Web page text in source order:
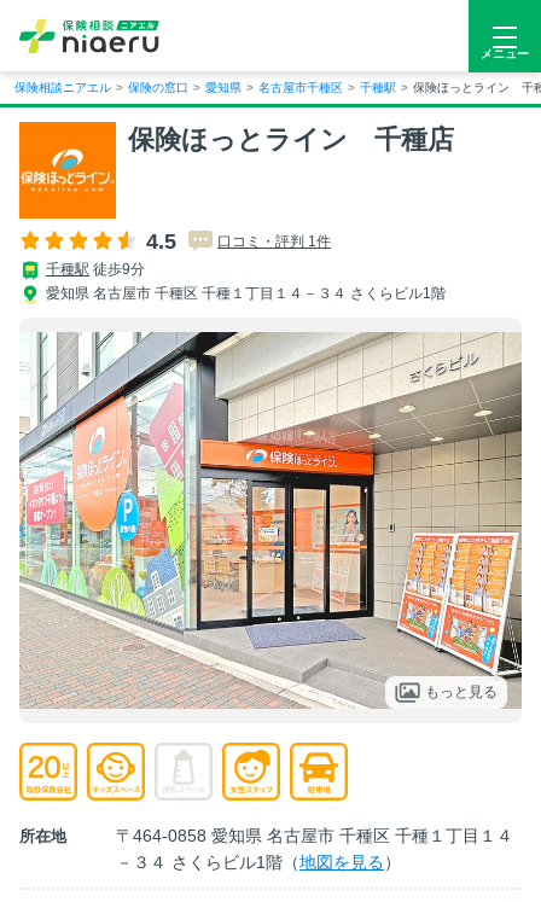
メニュー
保険相談ニアエル > 保険の窓口 > 愛知県 > 名古屋市千種区 > 千種駅 > 保険ほっとライン 千
保険ほっとライン 千種店
4.5
口コミ・評判 1件
千種駅 徒歩9分
愛知県 名古屋市 千種区 千種１丁目１４－３４ さくらビル1階
もっと見る
所在地
〒464-0858 愛知県 名古屋市 千種区 千種１丁目１４
－３４ さくらビル1階（地図を見る）